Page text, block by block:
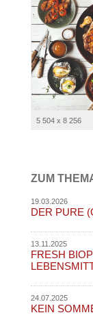
5 504 x 8 256
ZUM
19.03.2026
DER PURE
13.11.2025
FRESH
24.07.2025
KEIN